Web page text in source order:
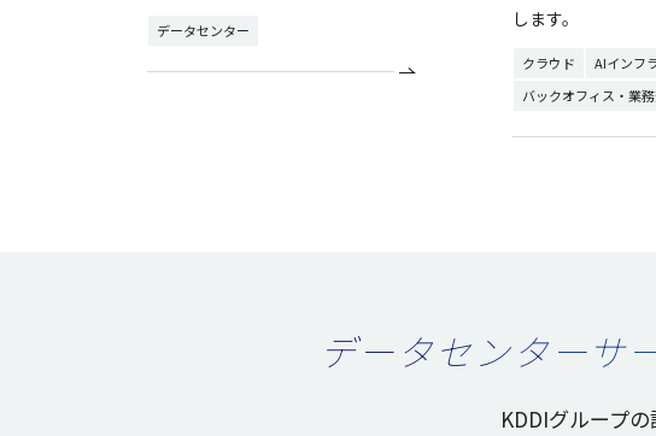
データセンター
します。
クラウド
AIインフ
バックオフィス・業
データセンターサ
KDDIグループの